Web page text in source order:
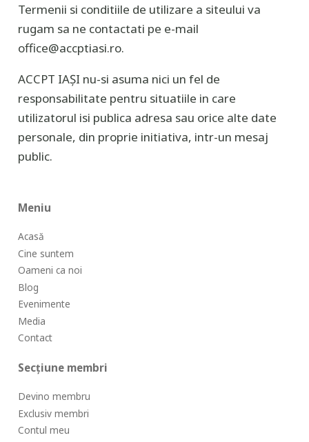
Termenii si conditiile de utilizare a siteului va
rugam sa ne contactati pe e-mail
office@accptiasi.ro.
ACCPT IAȘI nu-si asuma nici un fel de
responsabilitate pentru situatiile in care
utilizatorul isi publica adresa sau orice alte date
personale, din proprie initiativa, intr-un mesaj
public.
Meniu
Acasă
Cine suntem
Oameni ca noi
Blog
Evenimente
Media
Contact
Secțiune membri
Devino membru
Exclusiv membri
Contul meu